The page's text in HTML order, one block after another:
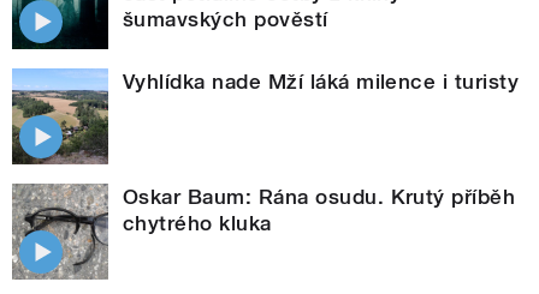
šumavských pověstí
Vyhlídka nade Mží láká milence i turisty
Oskar Baum: Rána osudu. Krutý příběh
chytrého kluka